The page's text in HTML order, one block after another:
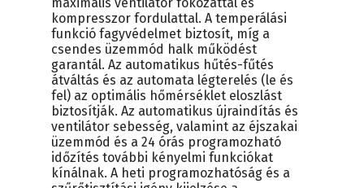
kompresszor fordulattal. A temperálási
funkció fagyvédelmet biztosít, míg a
csendes üzemmód halk működést
garantál. Az automatikus hűtés-fűtés
átváltás és az automata légterelés (le és
fel) az optimális hőmérséklet eloszlást
biztosítják. Az automatikus újraindítás és
ventilátor sebesség, valamint az éjszakai
üzemmód és a 24 órás programozható
időzítés további kényelmi funkciókat
kínálnak. A heti programozhatóság és a